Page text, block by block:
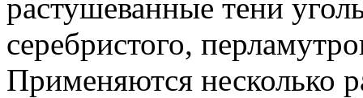
растушеванные тени
серебристого,
Применяются несколько